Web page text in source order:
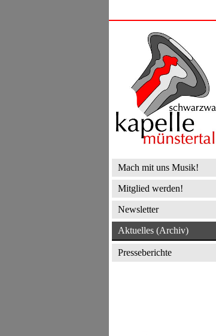
Mach mit uns Musik!
Mitglied werden!
Newsletter
Aktuelles (Archiv)
Presseberichte